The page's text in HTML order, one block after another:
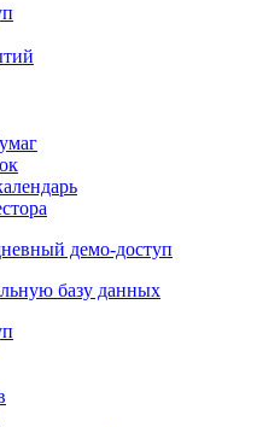
демо-доступ
базу данных